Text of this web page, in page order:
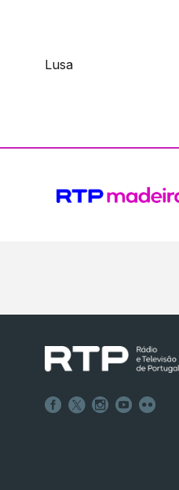
Lusa